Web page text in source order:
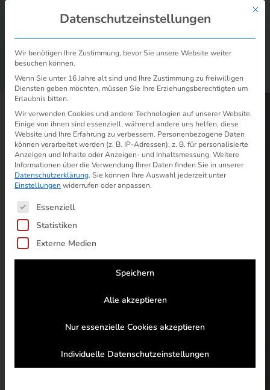
Strom & Gas?
Mit
Datenschutzeinstellungen
Wir benötigen Ihre Zustimmung, bevor Sie unsere Website weiter
besuchen können.
Wenn Sie unter 16 Jahre alt sind und Ihre Zustimmung zu freiwilligen
Diensten geben möchten, müssen Sie Ihre Erziehungsberechtigten um
Erlaubnis bitten.
Wir verwenden Cookies und andere Technologien auf unserer Website.
Einige von ihnen sind essenziell, während andere uns helfen, diese
Website und Ihre Erfahrung zu verbessern. Personenbezogene Daten
können verarbeitet werden (z. B. IP-Adressen), z. B. für personalisierte
Anzeigen und Inhalte oder Anzeigen- und Inhaltsmessung. Weitere
Informationen über die Verwendung Ihrer Daten finden Sie in unserer
Datenschutzerklärung. Sie können Ihre Auswahl jederzeit unter
Einstellungen widerrufen oder anpassen.
Es folgt eine Liste der Service-Gruppen, für die
Essenziell
Statistiken
Externe Medien
Speichern
Alle akzeptieren
Nur essenzielle Cookies akzeptieren
Individuelle Datenschutzeinstellungen